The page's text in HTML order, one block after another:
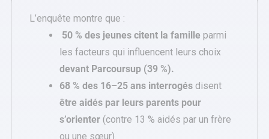
L’enquête montre que :
50 % des jeunes citent la famille parmi
les facteurs qui influencent leurs choix
devant Parcoursup (39 %).
68 % des 16–25 ans interrogés disent
être aidés par leurs parents pour
s’orienter (contre 13 % aidés par un frère
ou une sœur).